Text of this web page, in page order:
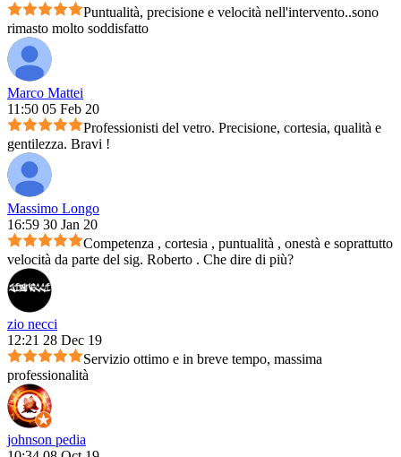
Puntualità, precisione e velocità nell'intervento..sono
rimasto molto soddisfatto
Marco Mattei
11:50 05 Feb 20
Professionisti del vetro. Precisione, cortesia, qualità e
gentilezza. Bravi !
Massimo Longo
16:59 30 Jan 20
Competenza , cortesia , puntualità , onestà e soprattutto
velocità da parte del sig. Roberto . Che dire di più?
zio necci
12:21 28 Dec 19
Servizio ottimo e in breve tempo, massima
professionalità
johnson pedia